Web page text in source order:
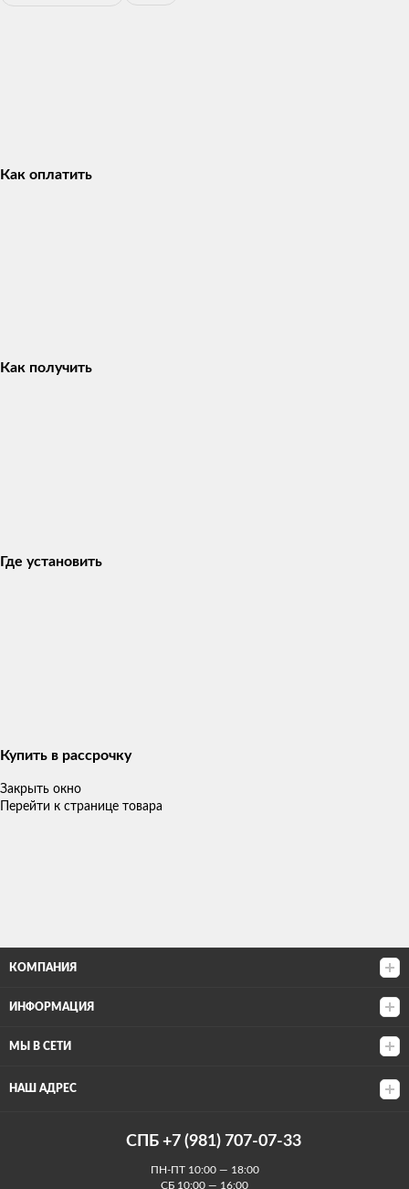
Как оплатить
Как получить
Где установить
Купить в рассрочку
Закрыть окно
Перейти к странице товара
КОМПАНИЯ
ИНФОРМАЦИЯ
МЫ В СЕТИ
НАШ АДРЕС
СПБ +7 (981) 707-07-33
ПН-ПТ 10:00 — 18:00
СБ 10:00 — 16:00